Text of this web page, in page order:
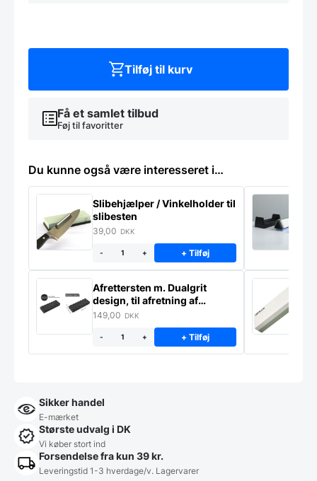
antal
Få et samlet tilbud
Føj til favoritter
Tilføj til kurv
Du kunne også være interesseret i…
Slibehjælper / Vinkelholder til
slibesten
39,00 DKK
- + + Tilføj
Afrettersten m. Dualgrit
design, til afretning af
slibesten
149,00 DKK
- + + Tilføj
Sikker handel
E-mærket
Største udvalg i DK
Vi køber stort ind
Forsendelse fra kun 39 kr.
Leveringstid 1-3 hverdage/v. Lagervarer